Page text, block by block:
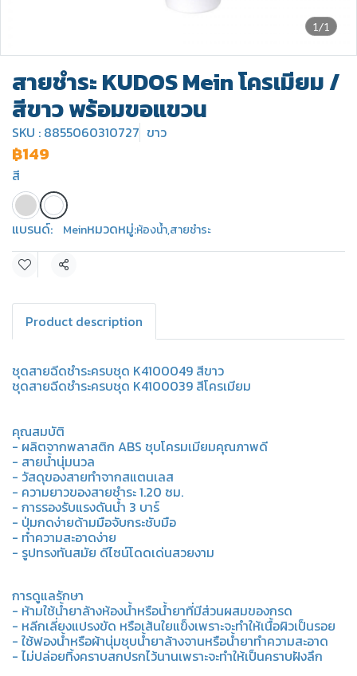
1/1
สายชำระ KUDOS Mein โครเมียม /
สีขาว พร้อมขอแขวน
SKU : 8855060310727 ขาว
฿149
สี
แบรนด์: Meinหมวดหมู่:ห้องน้ำ,สายชำระ
แชร์
Product description
ชุดสายฉีดชำระครบชุด K4100049 สีขาว
ชุดสายฉีดชำระครบชุด K4100039 สีโครเมียม
คุณสมบัติ
- ผลิตจากพลาสติก ABS ชุบโครมเมียมคุณภาพดี
- สายน้ำนุ่มนวล
- วัสดุของสายทำจากสแตนเลส
- ความยาวของสายชำระ 1.20 ซม.
- การรองรับแรงดันน้ำ 3 บาร์
- ปุ่มกดง่ายด้ามมือจับกระชับมือ
- ทำความสะอาดง่าย
- รูปทรงทันสมัย ดีไซน์โดดเด่นสวยงาม
การดูแลรักษา
- ห้ามใช้น้ำยาล้างห้องน้ำหรือน้ำยาที่มีส่วนผสมของกรด
- หลีกเลี่ยงแปรงขัด หรือเส้นใยแข็งเพราะจะทำให้เนื้อผิวเป็นรอย
- ใช้ฟองน้ำหรือผ้านุ่มชุบน้ำยาล้างจานหรือน้ำยาทำความสะอาด
- ไม่ปล่อยทิ้งคราบสกปรกไว้นานเพราะจะทำให้เป็นคราบฝังลึก